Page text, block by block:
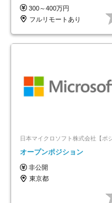
平均年齢33歳
300～400万円
フルリモートあり
オープンポジション
非公開
東京都